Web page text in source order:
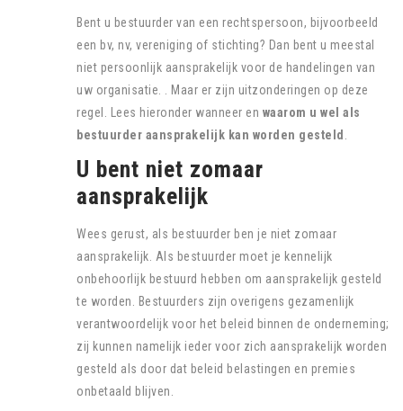
Bent u bestuurder van een rechtspersoon, bijvoorbeeld
een bv, nv, vereniging of stichting? Dan bent u meestal
niet persoonlijk aansprakelijk voor de handelingen van
uw organisatie. . Maar er zijn uitzonderingen op deze
regel. Lees hieronder wanneer en waarom u wel als
bestuurder aansprakelijk kan worden gesteld .
U bent niet zomaar
aansprakelijk
Wees gerust, als bestuurder ben je niet zomaar
aansprakelijk. Als bestuurder moet je kennelijk
onbehoorlijk bestuurd hebben om aansprakelijk gesteld
te worden. Bestuurders zijn overigens gezamenlijk
verantwoordelijk voor het beleid binnen de onderneming;
zij kunnen namelijk ieder voor zich aansprakelijk worden
gesteld als door dat beleid belastingen en premies
onbetaald blijven.